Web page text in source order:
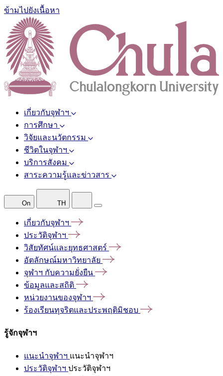
ข้ามไปยังเนื้อหา
เกี่ยวกับจุฬาฯ
การศึกษา
วิจัยและนวัตกรรม
ชีวิตในจุฬาฯ
บริการสังคม
สาระความรู้และข่าวสาร
On TH
เกี่ยวกับจุฬาฯ
ประวัติจุฬาฯ
วิสัยทัศน์และยุทธศาสตร์
อัตลักษณ์มหาวิทยาลัย
จุฬาฯ กับความยั่งยืน
ข้อมูลและสถิติ
หน่วยงานของจุฬาฯ
ร้องเรียนทุจริตและประพฤติมิชอบ
รู้จักจุฬาฯ
แนะนำจุฬาฯ แนะนำจุฬาฯ
ประวัติจุฬาฯ ประวัติจุฬาฯ